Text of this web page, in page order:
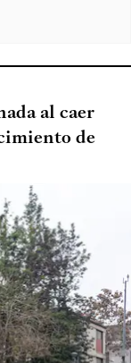
al caer
de